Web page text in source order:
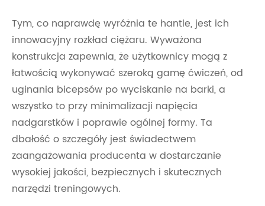
Tym, co naprawdę wyróżnia te hantle, jest ich
innowacyjny rozkład ciężaru. Wyważona
konstrukcja zapewnia, że ​​użytkownicy mogą z
łatwością wykonywać szeroką gamę ćwiczeń, od
uginania bicepsów po wyciskanie na barki, a
wszystko to przy minimalizacji napięcia
nadgarstków i poprawie ogólnej formy. Ta
dbałość o szczegóły jest świadectwem
zaangażowania producenta w dostarczanie
wysokiej jakości, bezpiecznych i skutecznych
narzędzi treningowych.